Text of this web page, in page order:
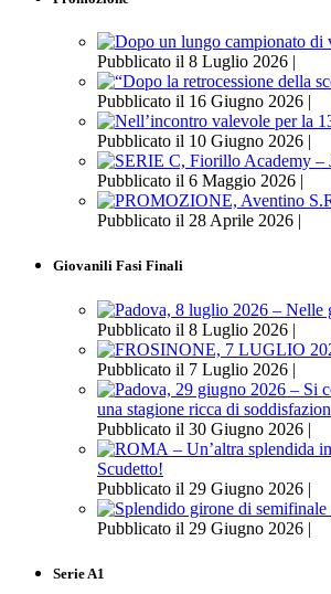
Pubblicato il 8 Luglio 2026 |
Pubblicato il 16 Giugno 2026 |
Pubblicato il 10 Giugno 2026 |
Pubblicato il 6 Maggio 2026 |
Pubblicato il 28 Aprile 2026 |
Giovanili Fasi Finali
Pubblicato il 8 Luglio 2026 |
Pubblicato il 7 Luglio 2026 |
una stagione ricca di soddisfazion
Pubblicato il 30 Giugno 2026 |
Scudetto!
Pubblicato il 29 Giugno 2026 |
Pubblicato il 29 Giugno 2026 |
Serie A1